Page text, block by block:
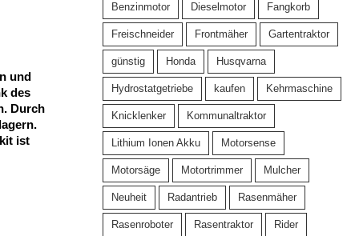
und
des
Durch
ist
Benzinmotor Dieselmotor Fangkorb
Freischneider Frontmäher Gartentraktor
günstig Honda Husqvarna
Hydrostatgetriebe kaufen Kehrmaschine
Knicklenker Kommunaltraktor
Lithium Ionen Akku Motorsense
Motorsäge Motortrimmer Mulcher
Neuheit Radantrieb Rasenmäher
Rasenroboter Rasentraktor Rider